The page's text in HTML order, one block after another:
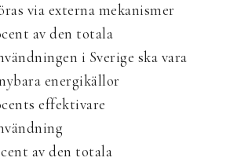
via externa mekanismer
av den totala
i Sverige ska vara
energikällor
effektivare
av den totala